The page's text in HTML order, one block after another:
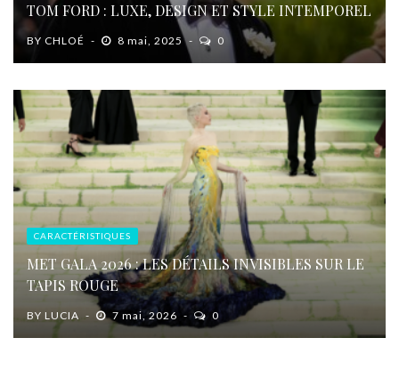
TOM FORD : LUXE, DESIGN ET STYLE INTEMPOREL
BY CHLOÉ 8 mai, 2025 0
CARACTÉRISTIQUES
MET GALA 2026 : LES DÉTAILS INVISIBLES SUR LE
TAPIS ROUGE
BY LUCIA 7 mai, 2026 0